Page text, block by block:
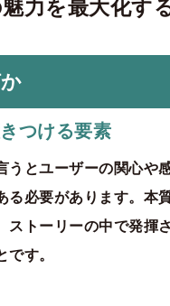
力を最大化す
つける要素
うとユーザーの関心
必要があります。
ストーリーの中で発
す。